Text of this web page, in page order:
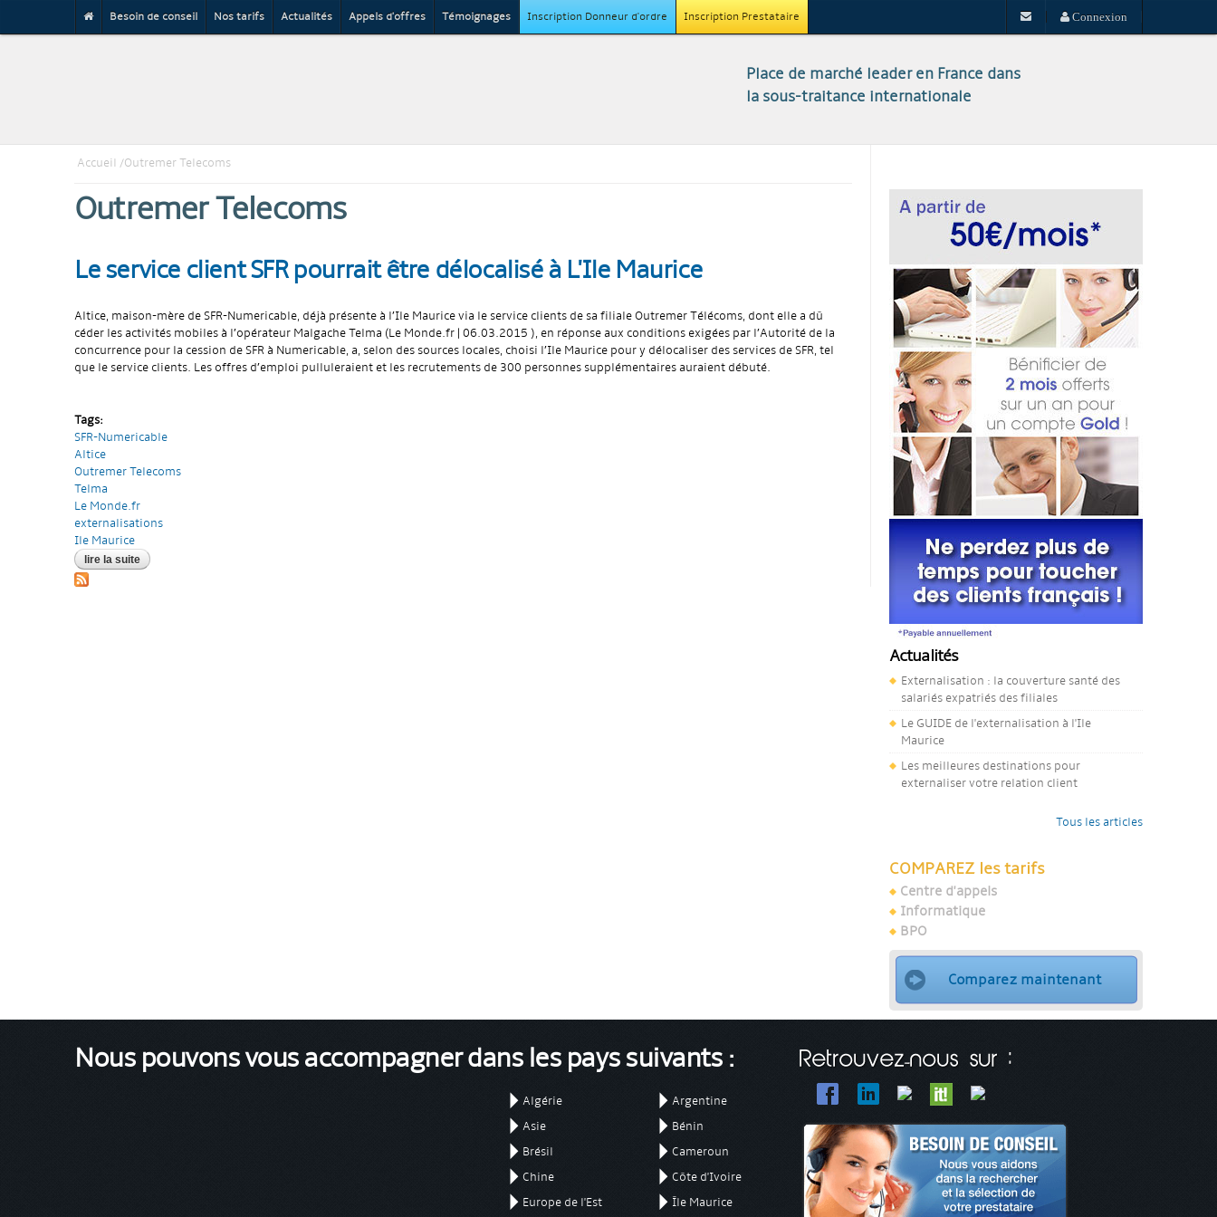
Besoin de conseil Nos tarifs Actualités Appels d'offres Témoignages Inscription Donneur d'ordre Inscription Prestataire Connexion
Place de marché leader en France dans
la sous-traitance internationale
Accueil Outremer Telecoms
Outremer Telecoms
Le service client SFR pourrait être délocalisé à L'Ile Maurice
Altice, maison-mère de SFR-Numericable, déjà présente à l’Ile Maurice via le service clients de sa filiale Outremer Télécoms, dont elle a dû
céder les activités mobiles à l’opérateur Malgache Telma (Le Monde.fr | 06.03.2015 ), en réponse aux conditions exigées par l’Autorité de la
concurrence pour la cession de SFR à Numericable, a, selon des sources locales, choisi l’Ile Maurice pour y délocaliser des services de SFR, tel
que le service clients. Les offres d’emploi pulluleraient et les recrutements de 300 personnes supplémentaires auraient débuté.
Tags:
SFR-Numericable
Altice
Outremer Telecoms
Telma
Le Monde.fr
externalisations
Ile Maurice
lire la suite de le service client sfr pourrait être délocalisé à l'ile maurice
Actualités
Externalisation : la couverture santé des
salariés expatriés des filiales
Le GUIDE de l'externalisation à l'Ile
Maurice
Les meilleures destinations pour
externaliser votre relation client
Tous les articles
COMPAREZ les tarifs
Centre d'appels
Informatique
BPO
Comparez maintenant
Nous pouvons vous accompagner dans les pays suivants :
Algérie
Argentine
Asie
Bénin
Brésil
Cameroun
Chine
Côte d'Ivoire
Europe de l'Est
Île Maurice